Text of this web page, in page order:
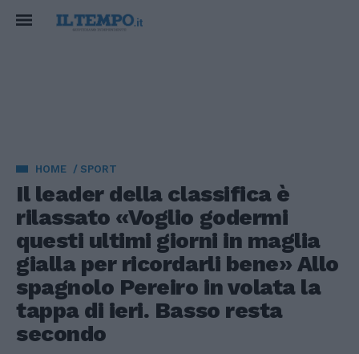
HOME SPORT
Il leader della classifica è
rilassato «Voglio godermi
questi ultimi giorni in maglia
gialla per ricordarli bene» Allo
spagnolo Pereiro in volata la
tappa di ieri. Basso resta
secondo